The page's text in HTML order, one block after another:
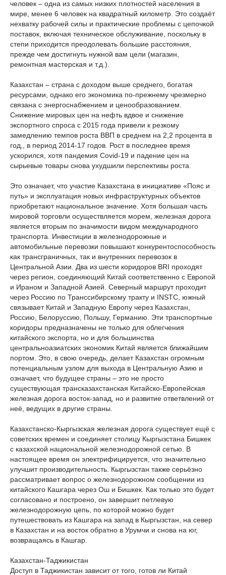
человек – одна из самых низких плотностей населения в
мире, менее 6 человек на квадратный километр. Это создаёт
нехватку рабочей силы и практические проблемы с цепочкой
поставок, включая техническое обслуживание, поскольку в
степи приходится преодолевать большие расстояния,
прежде чем достигнуть нужной вам цели (магазин,
ремонтная мастерская и т.д.).
Казахстан – страна с доходом выше среднего, богатая
ресурсами, однако его экономика по-прежнему чрезмерно
связана с энергоснабжением и ценообразованием.
Снижение мировых цен на нефть вдвое и снижение
экспортного спроса с 2015 года привели к резкому
замедлению темпов роста ВВП в среднем на 2,2 процента в
год,, в период 2014-17 годов. Рост в последнее время
ускорился, хотя пандемия Covid-19 и падение цен на
сырьевые товары снова ухудшили перспективы роста.
Это означает, что участие Казахстана в инициативе «Пояс и
путь» и эксплуатация новых инфраструктурных объектов
приобретают национальное значение. Хотя большая часть
мировой торговли осуществляется морем, железная дорога
является вторым по значимости видом международного
транспорта. Инвестиции в железнодорожные и
автомобильные перевозки повышают конкурентоспособность
как трансграничных, так и внутренних перевозок в
Центральной Азии. Два из шести коридоров BRI проходят
через регион, соединяющий Китай соответственно с Европой
и Ираном и Западной Азией. Северный маршрут проходит
через Россию по Транссибирскому тракту и INSTC, южный
связывает Китай и Западную Европу через Казахстан,
Россию, Белоруссию, Польшу, Германию. Эти транспортные
коридоры предназначены не только для облегчения
китайского экспорта, но и для большинства
центральноазиатских экономик Китай является ближайшим
портом. Это, в свою очередь, делает Казахстан огромным
потенциальным узлом для выхода в Центральную Азию и
означает, что будущее страны – это не просто
существующая трансказахстанская Китайско-Европейская
железная дорога восток-запад, но и развитие ответвлений от
неё, ведущих в другие страны.
Казахстанско-Кыргызская железная дорога существует ещё с
советских времен и соединяет столицу Кыргызстана Бишкек
с казахской национальной железнодорожной сетью. В
настоящее время он электрифицируется, что значительно
улучшит производительность. Кыргызстан также серьёзно
рассматривает вопрос о железнодорожном сообщении из
китайского Кашгара через Ош и Бишкек. Как только это будет
согласовано и построено, он завершит петлевую
железнодорожную цепь, по которой можно будет
путешествовать из Кашгара на запад в Кыргызстан, на север
в Казахстан и на восток обратно в Урумчи и снова на юг,
возвращаясь в Кашгар.
Казахстан-Таджикистан
Доступ в Таджикистан зависит от того, готов ли Китай